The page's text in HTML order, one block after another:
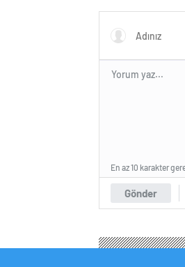
Gönder
En az 10 karakter